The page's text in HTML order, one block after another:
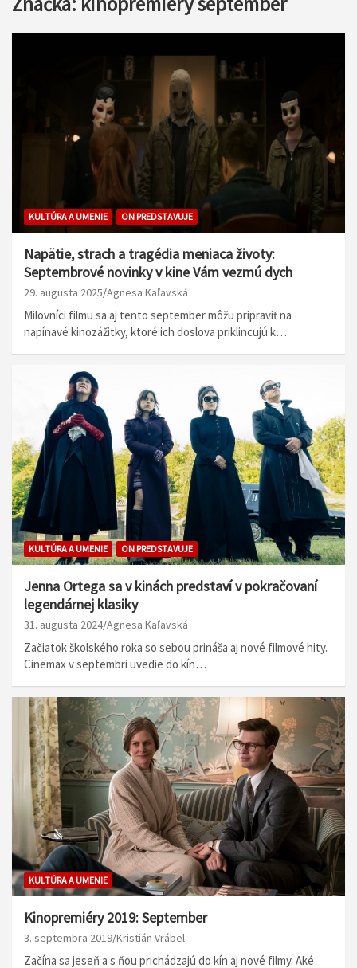
KULTÚRA A UMENIE ON PREDSTAVUJE
Napätie, strach a tragédia meniaca životy:
Septembrové novinky v kine Vám vezmú dych
29. augusta 2025 Agnesa Kaľavská
Milovníci filmu sa aj tento september môžu pripraviť na
napínavé kinozážitky, ktoré ich doslova priklincujú k…
KULTÚRA A UMENIE ON PREDSTAVUJE
Jenna Ortega sa v kinách predstaví v pokračovaní
legendárnej klasiky
31. augusta 2024 Agnesa Kaľavská
Začiatok školského roka so sebou prináša aj nové filmové hity.
Cinemax v septembri uvedie do kín…
KULTÚRA A UMENIE
Kinopremiéry 2019: September
3. septembra 2019 Kristián Vrábel
Začína sa jeseň a s ňou prichádzajú do kín aj nové filmy. Aké